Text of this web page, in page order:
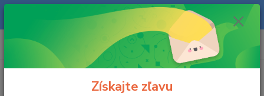
Na našom eshope sa priebežne pracuje a tovar sa priebežne dopĺňa. radi
Vás obslúžime i telefonicky na +421 911 906 066.
+421903906066
(Po-Pia, 9-16 hod.)
Získajte zľavu